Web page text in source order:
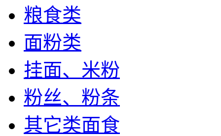
粮食类
面粉类
挂面、米粉
粉丝、粉条
其它类面食